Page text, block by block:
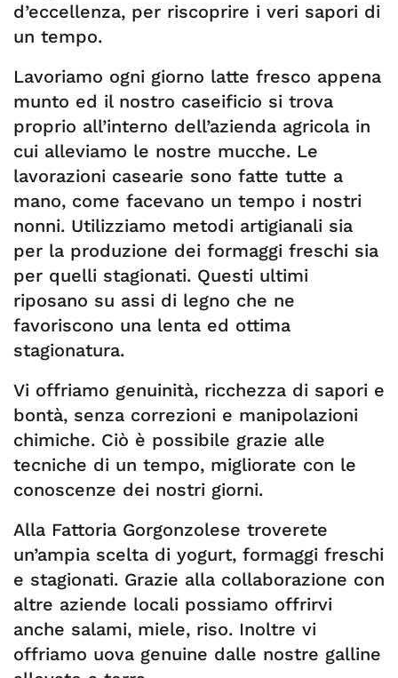
d’eccellenza, per riscoprire i veri sapori di
un tempo.
Lavoriamo ogni giorno latte fresco appena
munto ed il nostro caseificio si trova
proprio all’interno dell’azienda agricola in
cui alleviamo le nostre mucche. Le
lavorazioni casearie sono fatte tutte a
mano, come facevano un tempo i nostri
nonni. Utilizziamo metodi artigianali sia
per la produzione dei formaggi freschi sia
per quelli stagionati. Questi ultimi
riposano su assi di legno che ne
favoriscono una lenta ed ottima
stagionatura.
Vi offriamo genuinità, ricchezza di sapori e
bontà, senza correzioni e manipolazioni
chimiche. Ciò è possibile grazie alle
tecniche di un tempo, migliorate con le
conoscenze dei nostri giorni.
Alla Fattoria Gorgonzolese troverete
un’ampia scelta di yogurt, formaggi freschi
e stagionati. Grazie alla collaborazione con
altre aziende locali possiamo offrirvi
anche salami, miele, riso. Inoltre vi
offriamo uova genuine dalle nostre galline